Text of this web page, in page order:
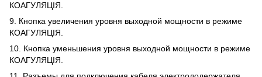
КОАГУЛЯЦІЯ.
9. Кнопка увеличения уровня выходной мощности в режиме
КОАГУЛЯЦІЯ.
10. Кнопка уменьшения уровня выходной мощности в режиме
КОАГУЛЯЦІЯ.